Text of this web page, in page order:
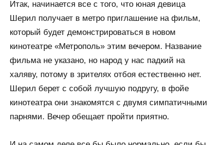
Итак, начинается все с того, что юная девица
Шерил получает в метро приглашение на фильм,
который будет демонстрироваться в новом
кинотеатре «Метрополь» этим вечером. Название
фильма не указано, но народ у нас падкий на
халяву, потому в зрителях отбоя естественно нет.
Шерил берет с собой лучшую подругу, в фойе
кинотеатра они знакомятся с двумя симпатичными
парнями. Вечер обещает пройти приятно.